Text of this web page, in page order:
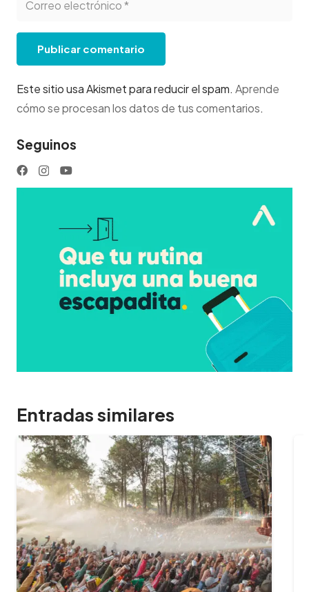
Publicar comentario
Este sitio usa Akismet para reducir el spam. Aprende
cómo se procesan los datos de tus comentarios.
Seguinos
Entradas similares
09/02/2024
¿Cuántas horas dura el Oktoberfest
y cuál es…
¿Querés aprovechar al máximo tu experiencia
en el Oktoberfest? Te contamos cuánto dura
la fiesta, a qué hora es mejor…